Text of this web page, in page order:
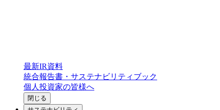
最新IR資料
統合報告書・サステナビリティブック
個人投資家の皆様へ
閉じる